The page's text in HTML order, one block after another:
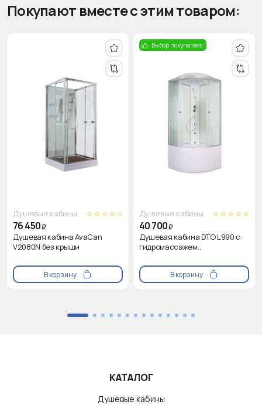
Покупают вместе с этим товаром:
Душевые кабины
76 450₽
Душевая кабина AvaCan
V2080N без крыши
В корзину
Выбор покупателя
Душевые кабины
40 700₽
Душевая кабина DTO L990 с
гидромассажем..
В корзину
КАТАЛОГ
Душевые кабины